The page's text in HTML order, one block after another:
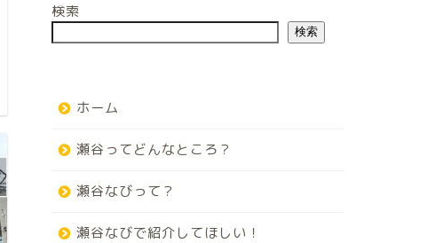
検索
検索
ホーム
瀬谷ってどんなところ？
瀬谷なびって？
瀬谷なびで紹介してほしい！